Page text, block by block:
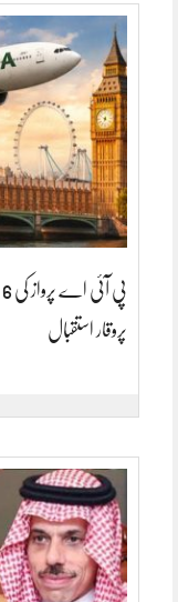
پروقار استقبال